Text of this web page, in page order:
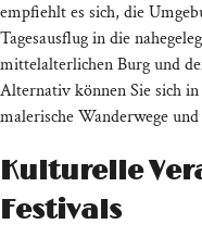
empfiehlt es sich, die
Tagesausflug in die
mittelalterlichen Burg und
Alternativ können Sie sich
malerische Wanderwege
Kulturelle
Festivals